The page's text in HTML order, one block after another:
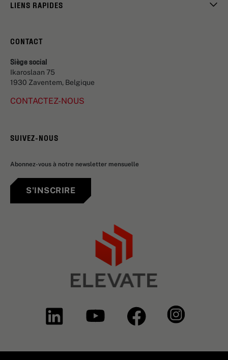
LIENS RAPIDES
CONTACT
Siège social
Ikaroslaan 75
1930 Zaventem, Belgique
CONTACTEZ-NOUS
SUIVEZ-NOUS
Abonnez-vous à notre newsletter mensuelle
S'INSCRIRE